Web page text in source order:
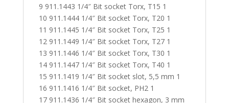
9 911.1443 1/4″ Bit socket Torx, T15 1
10 911.1444 1/4″ Bit socket Torx, T20 1
11 911.1445 1/4″ Bit socket Torx, T25 1
12 911.1449 1/4″ Bit socket Torx, T27 1
13 911.1446 1/4″ Bit socket Torx, T30 1
14 911.1447 1/4″ Bit socket Torx, T40 1
15 911.1419 1/4″ Bit socket slot, 5,5 mm 1
16 911.1416 1/4″ Bit socket, PH2 1
17 911.1436 1/4″ Bit socket hexagon, 3 mm